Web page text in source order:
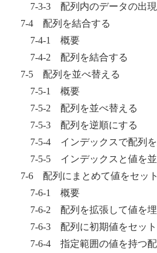
7-3-3 配列内のデータの出現
7-4 配列を結合する
7-4-1 概要
7-4-2 配列を結合する
7-5 配列を並べ替える
7-5-1 概要
7-5-2 配列を並べ替える
7-5-3 配列を逆順にする
7-5-4 インデックスで配列を
7-5-5 インデックスと値を並
7-6 配列にまとめて値をセッ
7-6-1 概要
7-6-2 配列を拡張して値を埋
7-6-3 配列に初期値をセット
7-6-4 指定範囲の値を持つ配